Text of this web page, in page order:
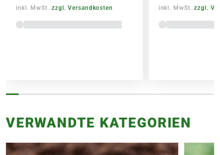
inkl. MwSt. zzgl. Versandkosten inkl. MwSt.zzgl.
VERWANDTE KATEGORIEN